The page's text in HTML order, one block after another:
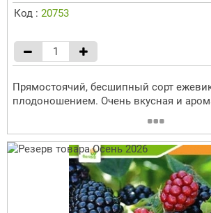
Код : 20753
Прямостоячий, бесшипный сорт
плодоношением. Очень вкусная и